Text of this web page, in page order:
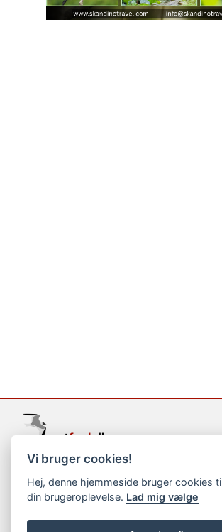
support@netfugl.dk
copyright © 2002-2023
Vi bruger cookies!
Hej, denne hjemmeside bruger cookies
din brugeroplevelse. Lad mig vælge